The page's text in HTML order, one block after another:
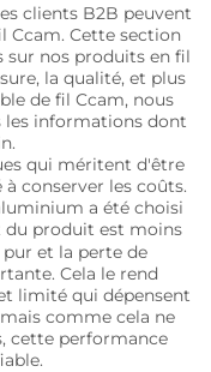
clients B2B peuvent
Ccam. Cette section
sur nos produits en fil
la qualité, et plus
de fil Ccam, nous
informations dont
qui méritent d'être
conserver les coûts.
a été choisi
du produit est moins
et la perte de
Cela le rend
limité qui dépensent
comme cela ne
cette performance